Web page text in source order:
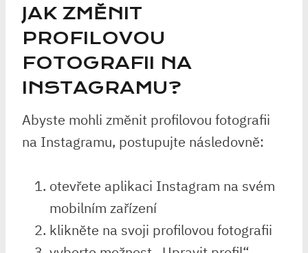
JAK ZMĚNIT
PROFILOVOU
FOTOGRAFII NA
INSTAGRAMU?
Abyste mohli změnit profilovou fotografii
na Instagramu, postupujte následovně:
otevřete aplikaci Instagram na svém
mobilním zařízení
klikněte na svoji profilovou fotografii